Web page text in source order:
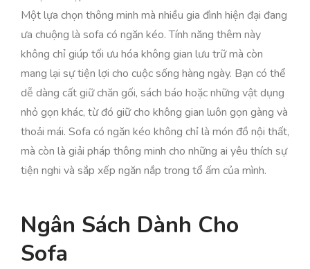
Một lựa chọn thông minh mà nhiều gia đình hiện đại đang
ưa chuộng là sofa có ngăn kéo. Tính năng thêm này
không chỉ giúp tối ưu hóa không gian lưu trữ mà còn
mang lại sự tiện lợi cho cuộc sống hàng ngày. Bạn có thể
dễ dàng cất giữ chăn gối, sách báo hoặc những vật dụng
nhỏ gọn khác, từ đó giữ cho không gian luôn gọn gàng và
thoải mái. Sofa có ngăn kéo không chỉ là món đồ nội thất,
mà còn là giải pháp thông minh cho những ai yêu thích sự
tiện nghi và sắp xếp ngăn nắp trong tổ ấm của mình.
Ngân Sách Dành Cho
Sofa